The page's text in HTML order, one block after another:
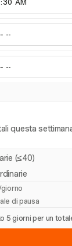
questa
(≤40)
di pausa
5 giorni per un